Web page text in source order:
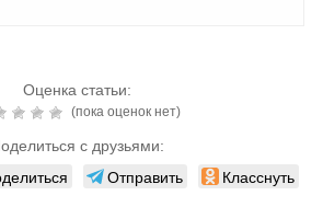
Оценка статьи:
(пока оценок нет)
с друзьями:
Отправить Класснуть